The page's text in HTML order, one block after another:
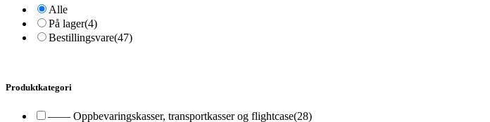
Alle
På lager(4)
Bestillingsvare(47)
Produktkategori
—— Oppbevaringskasser, transportkasser og flightcase(28)